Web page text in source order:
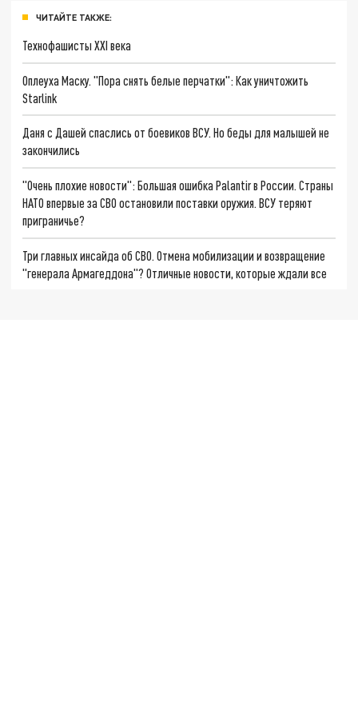
ЧИТАЙТЕ ТАКЖЕ:
Технофашисты XXI века
Оплеуха Маску. "Пора снять белые перчатки": Как уничтожить
Starlink
Даня с Дашей спаслись от боевиков ВСУ. Но беды для малышей не
закончились
"Очень плохие новости": Большая ошибка Palantir в России. Страны
НАТО впервые за СВО остановили поставки оружия. ВСУ теряют
приграничье?
Три главных инсайда об СВО. Отмена мобилизации и возвращение
"генерала Армагеддона"? Отличные новости, которые ждали все